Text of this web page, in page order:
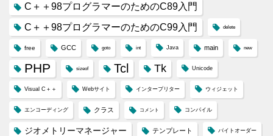
C＋＋98プログラマーのためのC89入門
C＋＋98プログラマーのためのC99入門
delete
free GCC goto int Java main new
PHP sizeof Tcl Tk Unicode
Visual C＋＋ Webサイト インタープリター ウィジェット
エンコーディング クラス コメント コンパイル
ジオメトリーマネージャー テンプレート バイトオーダー